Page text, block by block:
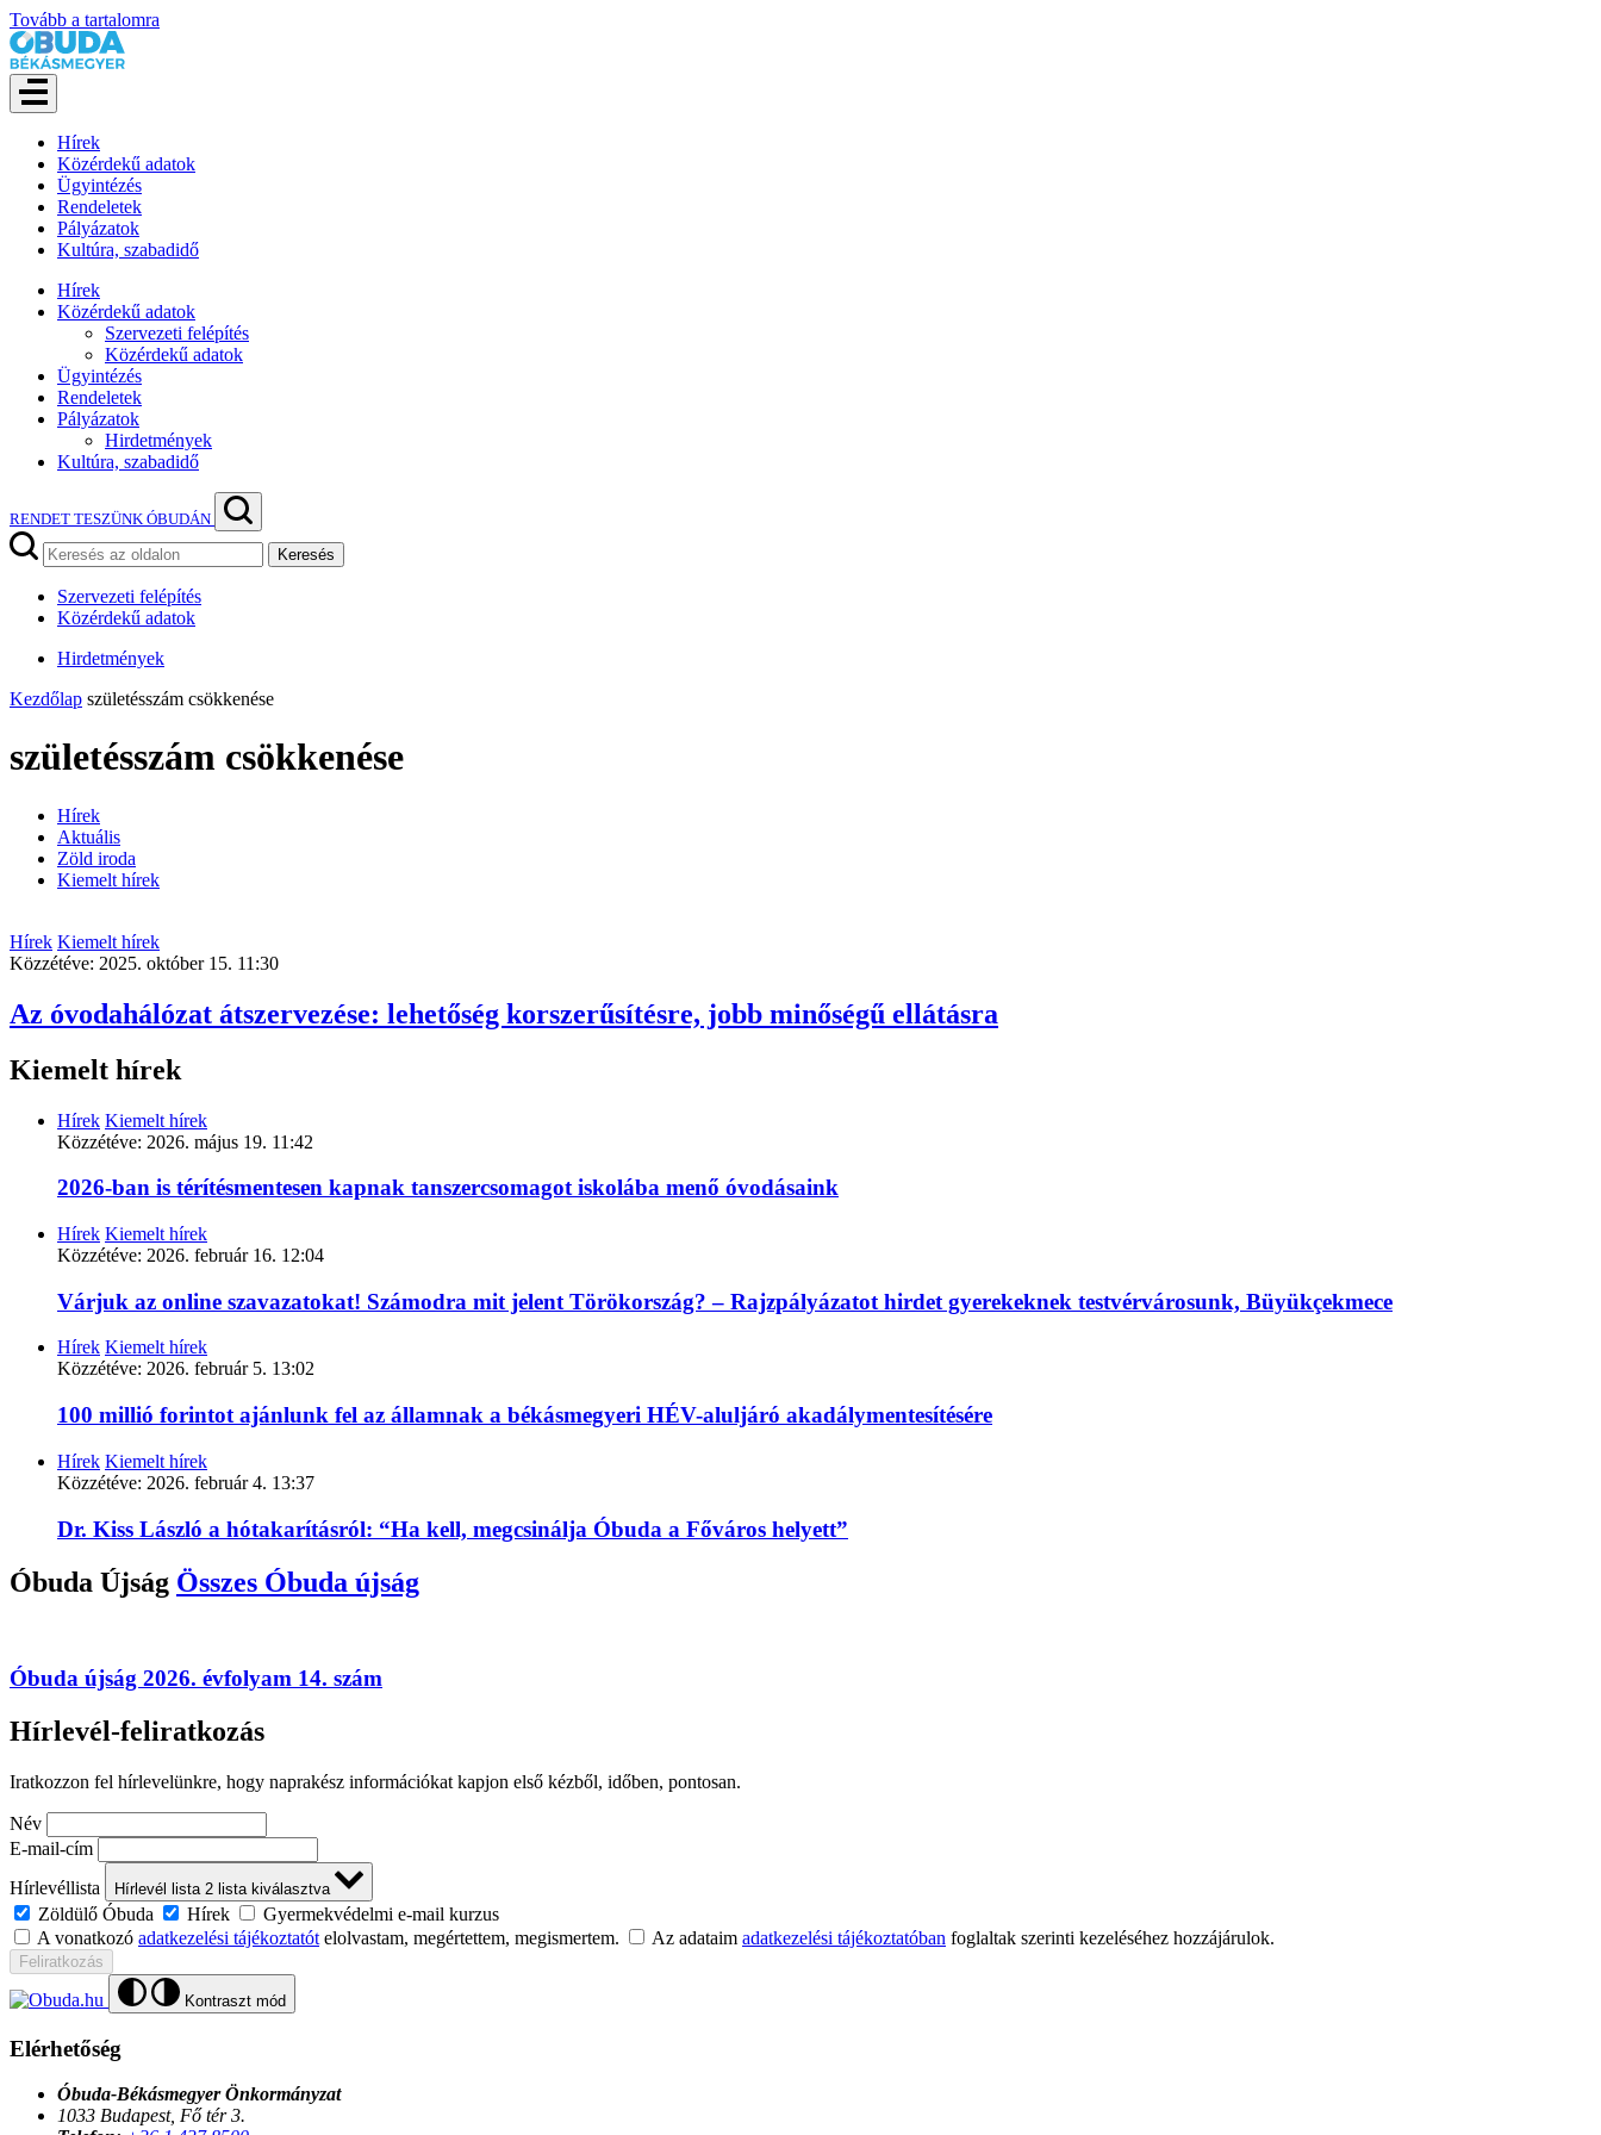
Tovább a tartalomra
Hírek
Közérdekű adatok
Ügyintézés
Rendeletek
Pályázatok
Kultúra, szabadidő
Hírek
Közérdekű adatok
Szervezeti felépítés
Közérdekű adatok
Ügyintézés
Rendeletek
Pályázatok
Hirdetmények
Kultúra, szabadidő
RENDET TESZÜNK ÓBUDÁN
Keresés
Szervezeti felépítés
Közérdekű adatok
Hirdetmények
Kezdőlap születésszám csökkenése
születésszám csökkenése
Hírek
Aktuális
Zöld iroda
Kiemelt hírek
Hírek Kiemelt hírek
Közzétéve: 2025. október 15. 11:30
Az óvodahálózat átszervezése: lehetőség korszerűsítésre, jobb minőségű ellátásra
Kiemelt hírek
Hírek Kiemelt hírek
Közzétéve: 2026. május 19. 11:42
2026-ban is térítésmentesen kapnak tanszercsomagot iskolába menő óvodásaink
Hírek Kiemelt hírek
Közzétéve: 2026. február 16. 12:04
Várjuk az online szavazatokat! Számodra mit jelent Törökország? – Rajzpályázatot hirdet gyerekeknek testvérvárosunk, Büyükçekmece
Hírek Kiemelt hírek
Közzétéve: 2026. február 5. 13:02
100 millió forintot ajánlunk fel az államnak a békásmegyeri HÉV-aluljáró akadálymentesítésére
Hírek Kiemelt hírek
Közzétéve: 2026. február 4. 13:37
Dr. Kiss László a hótakarításról: “Ha kell, megcsinálja Óbuda a Főváros helyett”
Óbuda Újság Összes Óbuda újság
Óbuda újság 2026. évfolyam 14. szám
Hírlevél-feliratkozás
Iratkozzon fel hírlevelünkre, hogy naprakész információkat kapjon első kézből, időben, pontosan.
Név
E-mail-cím
Hírlevéllista
Hírlevél lista 2 lista kiválasztva
Zöldülő Óbuda Hírek
Gyermekvédelmi e-mail kurzus
A vonatkozó adatkezelési tájékoztatót elolvastam, megértettem, megismertem. Az adataim adatkezelési tájékoztatóban foglaltak szerinti kezeléséhez hozzájárulok.
Feliratkozás
Kontraszt mód
Elérhetőség
Óbuda-Békásmegyer Önkormányzat
1033 Budapest, Fő tér 3.